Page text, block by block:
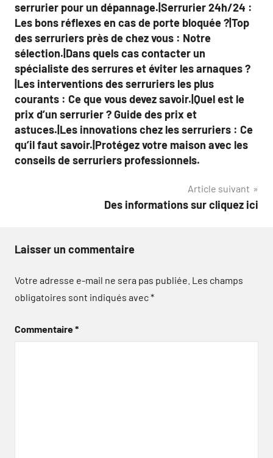
serrurier pour un dépannage.|Serrurier 24h/24 :
Les bons réflexes en cas de porte bloquée ?|Top
des serruriers près de chez vous : Notre
sélection.|Dans quels cas contacter un
spécialiste des serrures et éviter les arnaques ?
|Les interventions des serruriers les plus
courants : Ce que vous devez savoir.|Quel est le
prix d’un serrurier ? Guide des prix et
astuces.|Les innovations chez les serruriers : Ce
qu’il faut savoir.|Protégez votre maison avec les
conseils de serruriers professionnels.
Article suivant
Des informations sur cliquez ici
Laisser un commentaire
Votre adresse e-mail ne sera pas publiée. Les champs
obligatoires sont indiqués avec*
Commentaire*